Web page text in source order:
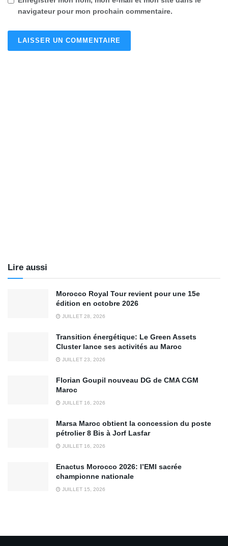
navigateur pour mon prochain commentaire.
Lire aussi
Morocco Royal Tour revient pour une 15e
édition en octobre 2026
JUILLET 28, 2026
Transition énergétique: Le Green Assets
Cluster lance ses activités au Maroc
JUILLET 23, 2026
Florian Goupil nouveau DG de CMA CGM
Maroc
JUILLET 16, 2026
Marsa Maroc obtient la concession du poste
pétrolier 8 Bis à Jorf Lasfar
JUILLET 16, 2026
Enactus Morocco 2026: l’EMI sacrée
championne nationale
JUILLET 15, 2026